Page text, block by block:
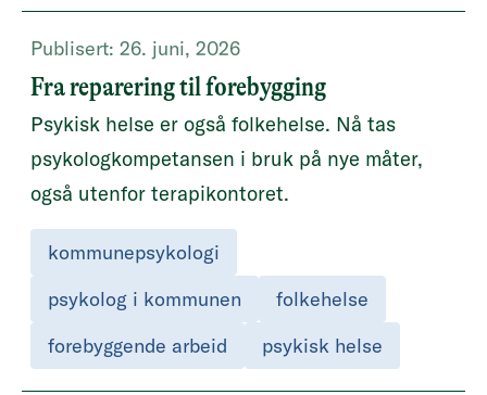
Publisert: 26. juni, 2026
Fra reparering til forebygging
Psykisk helse er også folkehelse. Nå tas
psykologkompetansen i bruk på nye måter,
også utenfor terapikontoret.
kommunepsykologi
psykolog i kommunen
folkehelse
forebyggende arbeid
psykisk helse